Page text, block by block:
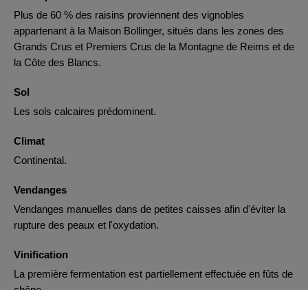
Plus de 60 % des raisins proviennent des vignobles
appartenant à la Maison Bollinger, situés dans les zones des
Grands Crus et Premiers Crus de la Montagne de Reims et de
la Côte des Blancs.
Sol
Les sols calcaires prédominent.
Climat
Continental.
Vendanges
Vendanges manuelles dans de petites caisses afin d'éviter la
rupture des peaux et l'oxydation.
Vinification
La première fermentation est partiellement effectuée en fûts de